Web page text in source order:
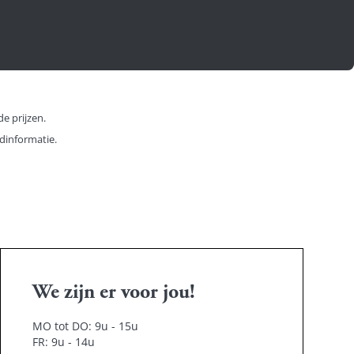
prijzen.
We zijn er voor jou!
MO tot DO: 9u - 15u
FR: 9u - 14u